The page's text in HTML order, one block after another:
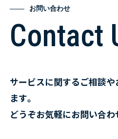
お問い合わせ
Contact
サービスに関するご相談
ます。
どうぞお気軽にお問い合わ